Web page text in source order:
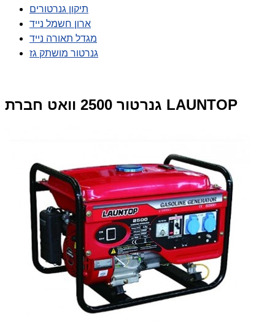
תיקון גנרטורים
ארון חשמל נייד
מגדל תאורה נייד
גנרטור מושתק גז
גנרטור 2500 וואט חברת LAUNTOP